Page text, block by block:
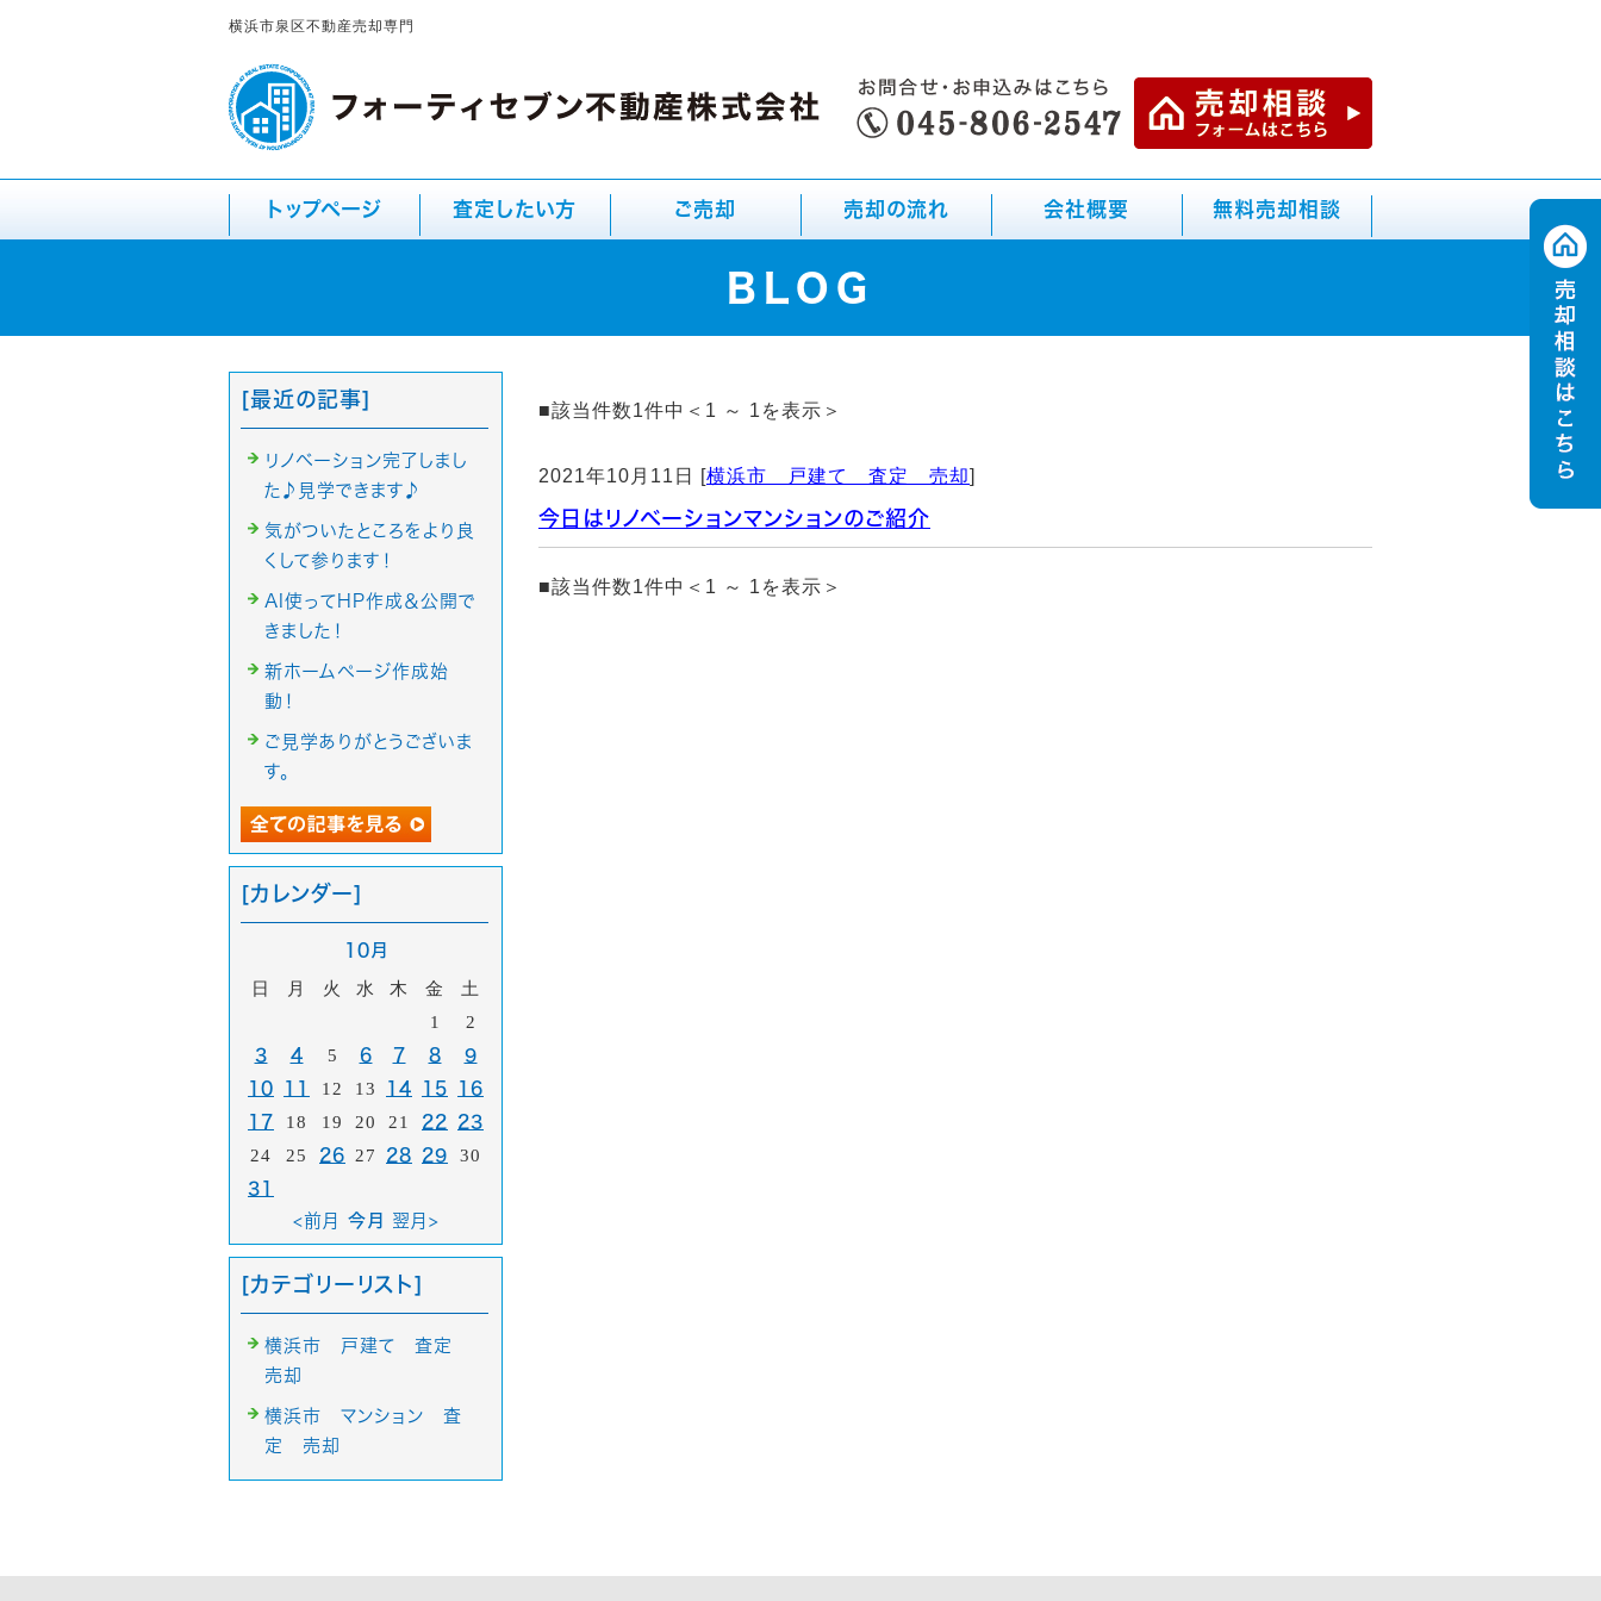
横浜市泉区不動産売却専門
トップページ 査定したい方 ご売却 売却の流れ 会社概要 無料売却相談
BLOG
■該当件数1件中＜1 ～ 1を表示＞
2021年10月11日 [横浜市 戸建て 査定 売却]
今日はリノベーションマンションのご紹介
■該当件数1件中＜1 ～ 1を表示＞
[最近の記事]
リノベーション完了しまし
た♪見学できます♪
気がついたところをより良
くして参ります！
AI使ってHP作成＆公開で
きました！
新ホームページ作成始
動！
ご見学ありがとうございま
す。
[カレンダー]
10月
日 月 火 水 木 金
土
1
2
3 4 5 6 7 8
9
10
11 12 13 14 15
16
17
18 19 20 21 22 23
24 25 26 27 28 29 30
31
<前月
今月 翌月>
[カテゴリーリスト]
横浜市 戸建て 査定
売却
横浜市 マンション 査
定 売却